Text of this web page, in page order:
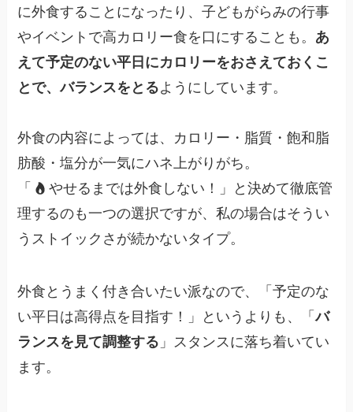
に外食することになったり、子どもがらみの行事
やイベントで高カロリー食を口にすることも。 あ
えて予定のない平日にカロリーをおさえておくこ
とで、バランスをとるようにしています。
外食の内容によっては、カロリー・脂質・飽和脂
肪酸・塩分が一気にハネ上がりがち。
「
やせるまでは外食しない！」と決めて徹底管
理するのも一つの選択ですが、私の場合はそうい
うストイックさが続かないタイプ。
外食とうまく付き合いたい派なので、「予定のな
い平日は高得点を目指す！」というよりも、「バ
ランスを見て調整する 」スタンスに落ち着いてい
ます。